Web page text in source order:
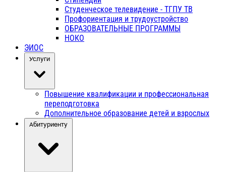
Студенческое телевидение - ТГПУ ТВ
Профориентация и трудоустройство
ОБРАЗОВАТЕЛЬНЫЕ ПРОГРАММЫ
НОКО
ЭИОС
Услуги
Повышение квалификации и профессиональная
переподготовка
Дополнительное образование детей и взрослых
Абитуриенту